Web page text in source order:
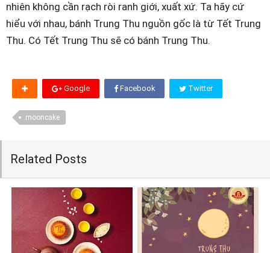
nhiên không cần rạch ròi ranh giới, xuất xứ. Ta hãy cứ
hiểu với nhau, bánh Trung Thu nguồn gốc là từ Tết Trung
Thu. Có Tết Trung Thu sẽ có bánh Trung Thu.
Google Facebook Twitter
mooncake
Related Posts